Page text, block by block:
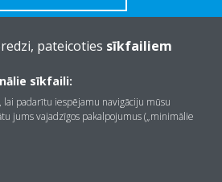
pateicoties sīkfailiem
sīkfaili:
padarītu iespējamu navigāciju mūsu
jums vajadzīgos pakalpojumus („minimālie